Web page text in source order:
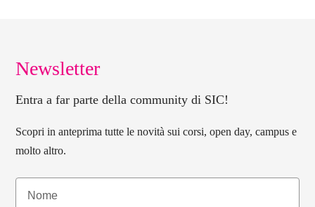
Newsletter
Entra a far parte della community di SIC!
Scopri in anteprima tutte le novità sui corsi, open day, campus e
molto altro.